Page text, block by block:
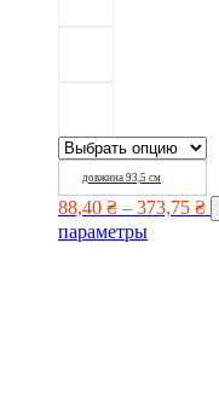
довжина 93,5 см
88,40 ₴ – 373,75 ₴
параметры